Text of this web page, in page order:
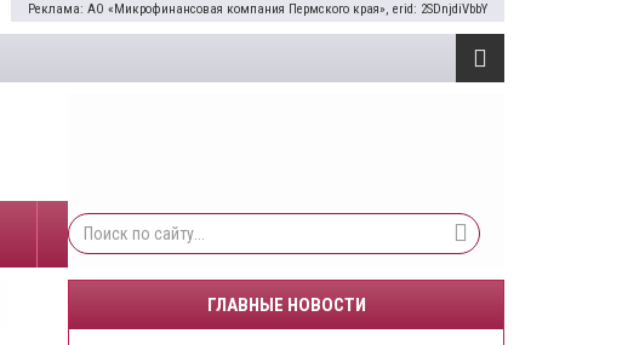
Реклама: АО «Микрофинансовая компания Пермского края», erid: 2SDnjdiVbbY
ГЛАВНЫЕ НОВОСТИ